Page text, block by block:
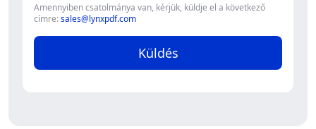
Amennyiben csatolmánya van, kérjük, küldje el a következő
címre:sales@lynxpdf.com
Küldés